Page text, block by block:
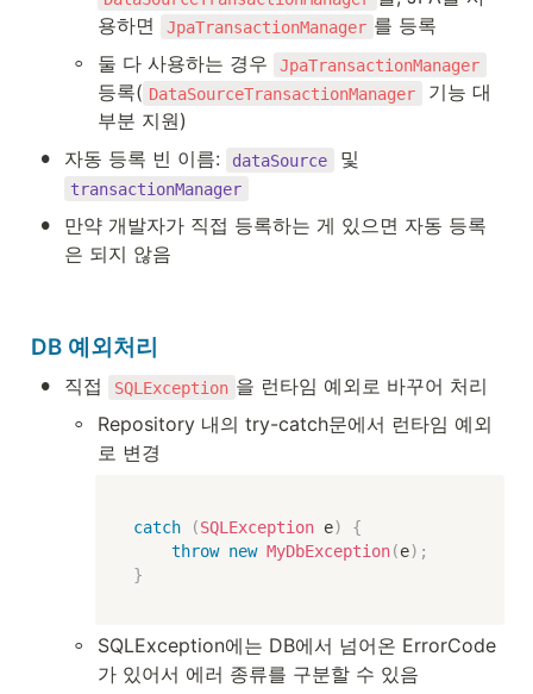
용하면
JpaTransactionManager 를 등록
◦ 둘 다 사용하는 경우 JpaTransactionManager
등록( DataSourceTransactionManager
기능 대
부분 지원)
• 자동 등록 빈 이름: dataSource
transactionManager
•
만약 개발자가 직접 등록하는 게 있으면 자동 등록
은 되지 않음
DB 예외처리
• 직접 SQLException 을 런타임 예외로 바꾸어 처리
◦
Repository 내의 try-catch문에서 런타임 예외
로 변경
catch (SQLException e)
{
throw new MyDbException(e) ;
}
◦
SQLException에는 DB에서 넘어온 ErrorCode
가 있어서 에러 종류를 구분할 수 있음